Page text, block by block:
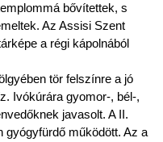
bővítettek, s
Az Assisi Szent
a régi kápolnából
tör felszínre a jó
Ivókúrára gyomor-, bél-,
javasolt. A II.
gyógyfürdő működött. Az a